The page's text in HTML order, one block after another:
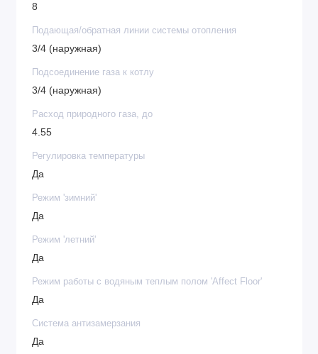
8
Подающая/обратная линии системы отопления
3/4 (наружная)
Подсоединение газа к котлу
3/4 (наружная)
Расход природного газа, до
4.55
Регулировка температуры
Да
Режим 'зимний'
Да
Режим 'летний'
Да
Режим работы с водяным теплым полом 'Affect Floor'
Да
Система антизамерзания
Да